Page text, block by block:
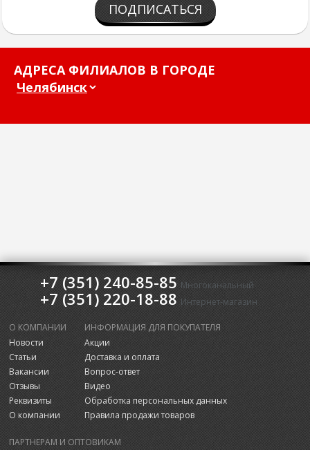
ПОДПИСАТЬСЯ
АДРЕСА ФИЛИАЛОВ В ГОРОДЕ
+7 (351) 240-85-85 Многоканальный
+7 (351) 220-18-88 Интернет-магазин
О КОМПАНИИ
Новости
Статьи
Вакансии
Отзывы
Реквизиты
О компании
ИНФОРМАЦИЯ ДЛЯ ПОКУПАТЕЛЯ
Акции
Доставка и оплата
Вопрос-ответ
Видео
Обработка персональных данных
Правила продажи товаров
ПАРТНЕРАМ И ОПТОВИКАМ